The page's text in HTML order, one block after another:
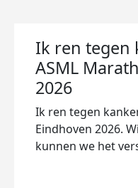
Ik ren tegen
ASML
2026
Ik ren tegen
Eindhoven 2026.
kunnen we het